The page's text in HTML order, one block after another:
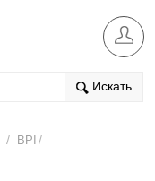
Искать
/ BPI /